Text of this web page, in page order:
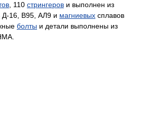
, 110 стрингеров и выполнен из
Д-16, В95, АЛ9 и магниевых сплавов
болты и детали выполнены из